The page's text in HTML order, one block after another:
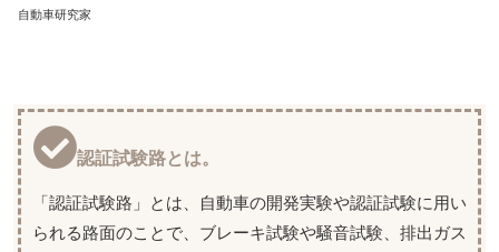
自動車研究家
認証試験路とは。
「認証試験路」とは、自動車の開発実験や認証試験に用い
られる路面のことで、ブレーキ試験や騒音試験、排出ガス